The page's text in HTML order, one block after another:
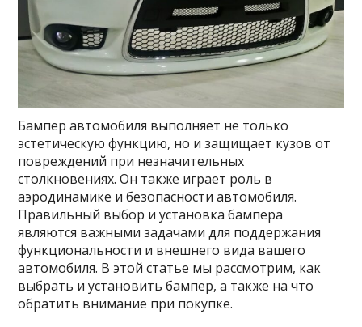
Бампер автомобиля выполняет не только
эстетическую функцию, но и защищает кузов от
повреждений при незначительных
столкновениях. Он также играет роль в
аэродинамике и безопасности автомобиля.
Правильный выбор и установка бампера
являются важными задачами для поддержания
функциональности и внешнего вида вашего
автомобиля. В этой статье мы рассмотрим, как
выбрать и установить бампер, а также на что
обратить внимание при покупке.